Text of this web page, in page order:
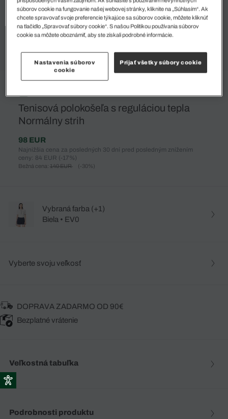
Tenisová polokošeľa s reguláciou tepla
Normálny strih
98 EUR
Najnižšia cena za posledných 30 dní pred posledným znížením
ceny: 84 EUR (-17%)
Bežná cena: 140 EUR (-30%)
Vybraná farba (+1)
Biela • EV0
Vyberte svoju veľkosť
DOPRAVA ZADARMO OD 90€
Bezplatné vrátenie
Veľkostná tabuľka
Podrobnosti produktu
súborov cookie na fungovanie našej webovej stránky, kliknite na „Súhlasím“. Ak
chcete spravovať svoje preferencie týkajúce sa súborov cookie, môžete kliknúť
na tlačidlo „Spravovať súbory cookie“. S našou Politikou používania súborov
cookie sa môžete oboznámiť, aby ste získali podrobné informácie.
Nastavenia súborov
cookie
Prijať všetky súbory cookie